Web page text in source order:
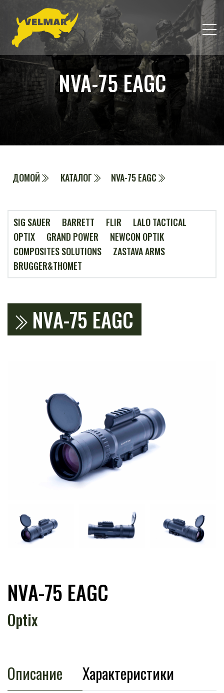
NVA-75 EAGC
ДОМОЙ КАТАЛОГ NVA-75 EAGC
SIG SAUER BARRETT FLIR
LALO TACTICAL
OPTIX
GRAND POWER
NEWCON OPTIK
COMPOSITES SOLUTIONS
ZASTAVA ARMS
BRUGGER&THOMET
NVA-75 EAGC
NVA-75 EAGC
Optix
Описание Характеристики